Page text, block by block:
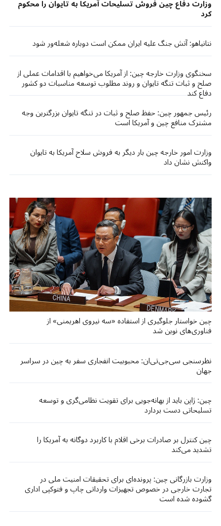
وزارت دفاع چین فروش تسلیحات آمریکا به تایوان را محکوم
کرد
نتانیاهو: آتش جنگ علیه ایران ممکن است دوباره شعله‌ور شود
سخنگوی وزارت خارجه چین: از آمریکا می‌خواهیم با اقدامات عملی از
صلح و ثبات تنگه تایوان و روند مطلوب توسعه مناسبات دو کشور
دفاع کند
رئیس جمهور چین: حفظ صلح و ثبات در تنگه تایوان بزرگترین وجه
مشترک منافع چین و آمریکا است
وزارت امور خارجه چین بار دیگر به فروش سلاح آمریکا به تایوان
واکنش نشان داد
چین خواستار جلوگیری از استفاده «سه نیروی اهریمنی» از
فناوری‌های نوین شد
نظرسنجی سی‌جی‌تی‌ان: محبوبیت انفجاری سفر به چین در سراسر
جهان
چین: ژاپن باید از بهانه‌جویی برای تقویت نظامی‌گری و توسعه
تسلیحاتی دست بردارد
چین کنترل بر صادرات برخی اقلام با کاربرد دوگانه به آمریکا را
تشدید می‌کند
وزارت بازرگانی چین: پرونده‌ای برای تحقیقات امنیت ملی در
تجارت خارجی در خصوص تجهیزات وارداتی چاپ و فتوکپی اداری
گشوده شده است